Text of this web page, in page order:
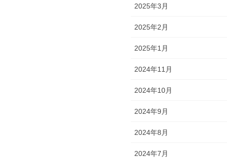
2025年3月
2025年2月
2025年1月
2024年11月
2024年10月
2024年9月
2024年8月
2024年7月